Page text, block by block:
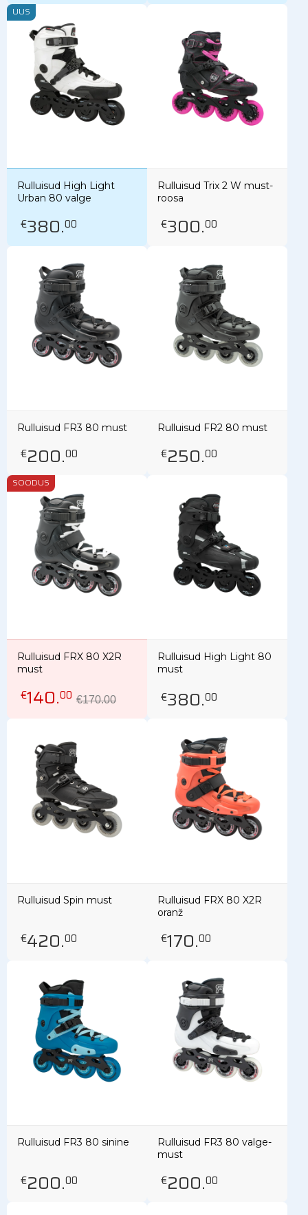
UUS
Rulluisud High Light
Urban 80 valge
€380.00
Rulluisud Trix 2 W must-
roosa
€300.00
Rulluisud FR3 80 must
€200.00
Rulluisud FR2 80 must
€250.00
SOODUS
Rulluisud FRX 80 X2R
must
€140.00 €170.00
Rulluisud High Light 80
must
€380.00
Rulluisud Spin must
€420.00
Rulluisud FRX 80 X2R
oranž
€170.00
Rulluisud FR3 80 sinine
€200.00
Rulluisud FR3 80 valge-
must
€200.00